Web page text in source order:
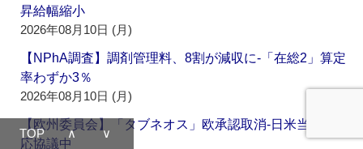
昇給幅縮小
2026年08月10日 (月)
【NPhA調査】調剤管理料、8割が減収に‐「在総2」算定
率わずか3％
2026年08月10日 (月)
【欧州委員会】「タブネオス」欧承認取消‐日米当局は対
応協議中
TOP ∧ ∨